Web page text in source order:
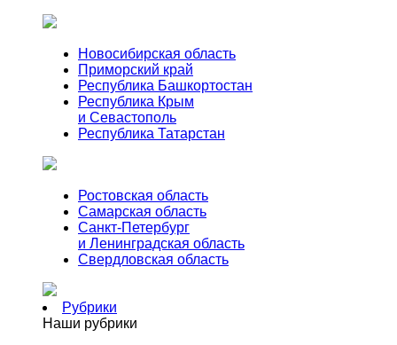
Новосибирская область
Приморский край
Республика Башкортостан
Республика Крым
и Севастополь
Республика Татарстан
Ростовская область
Самарская область
Санкт-Петербург
и Ленинградская область
Свердловская область
Рубрики
Наши рубрики